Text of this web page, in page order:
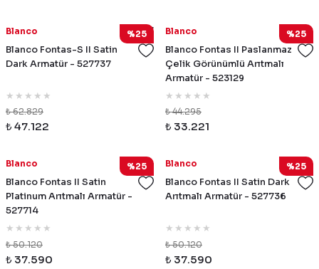
%25
Blanco 527737
Blanco Fontas-S II Satin
Dark Armatür - 527737
₺ 62.829
₺ 47.122
%25
Blanco 523129
Blanco Fontas II Paslanmaz
Çelik Görünümlü Arıtmalı
Armatür - 523129
₺ 44.295
₺ 33.221
%25
Blanco 527714
Blanco Fontas II Satin
Platinum Arıtmalı Armatür -
527714
₺ 50.120
₺ 37.590
%25
Blanco 527736
Blanco Fontas II Satin Dark
Arıtmalı Armatür - 527736
₺ 50.120
₺ 37.590